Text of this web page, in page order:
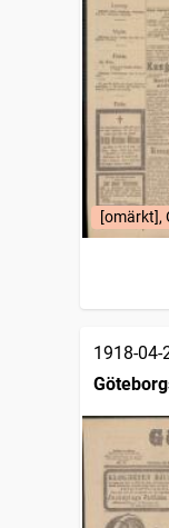
[omärkt],
1918-04-